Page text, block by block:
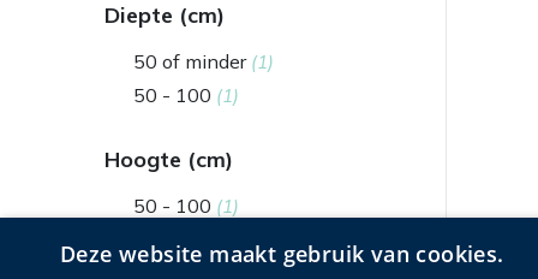
Diepte (cm)
50 of minder (1)
50 - 100 (1)
Hoogte (cm)
50 - 100 (1)
100 - 150
Deze website maakt gebruik van cookies.